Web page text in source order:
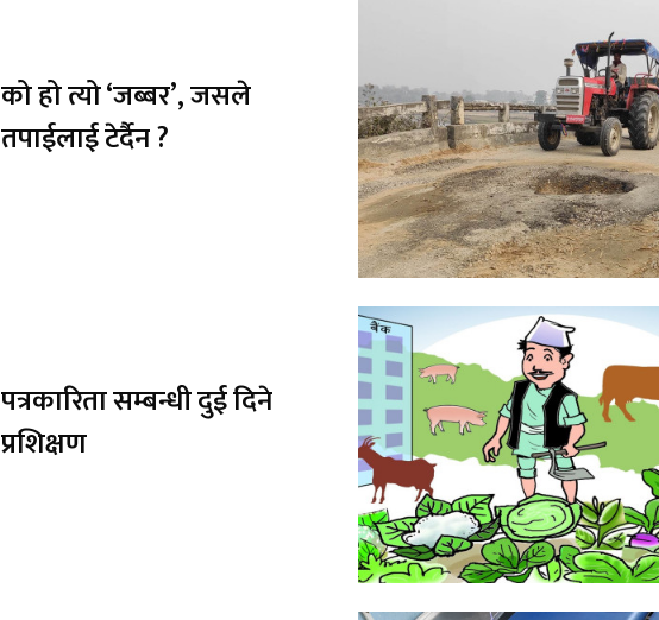
को हो त्यो ‘जब्बर’, जसले
तपाईलाई टेर्दैन ?
पत्रकारिता सम्बन्धी दुई दिने
प्रशिक्षण